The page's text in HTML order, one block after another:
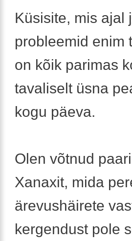
Küsisite, mis ajal
probleemid enim
on kõik parimas
tavaliselt üsna
kogu päeva.
Olen võtnud
Xanaxit, mida
ärevushäirete
kergendust pole